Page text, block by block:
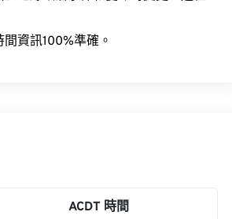
資訊100%準確。
ACDT 時間